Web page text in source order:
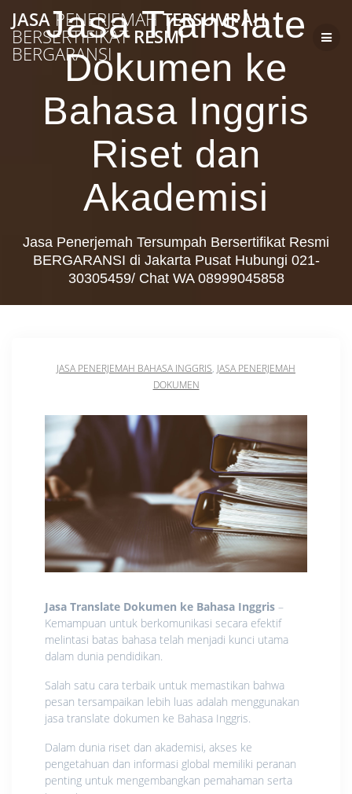
to
content
JASAPENERJEMAHTERSUMPAH
BERSERTIFIKATRESMI
BERGARANSI
Jasa Translate
Dokumen ke
Bahasa Inggris
Riset dan
Akademisi
Jasa Penerjemah Tersumpah Bersertifikat Resmi
BERGARANSI di Jakarta Pusat Hubungi 021-
30305459/ Chat WA 08999045858
JASA PENERJEMAH BAHASA INGGRIS, JASA PENERJEMAH
DOKUMEN
Jasa Translate Dokumen ke Bahasa Inggris –
Kemampuan untuk berkomunikasi secara efektif
melintasi batas bahasa telah menjadi kunci utama
dalam dunia pendidikan.
Salah satu cara terbaik untuk memastikan bahwa
pesan tersampaikan lebih luas adalah menggunakan
jasa translate dokumen ke Bahasa Inggris.
Dalam dunia riset dan akademisi, akses ke
pengetahuan dan informasi global memiliki peranan
penting untuk mengembangkan pemahaman serta